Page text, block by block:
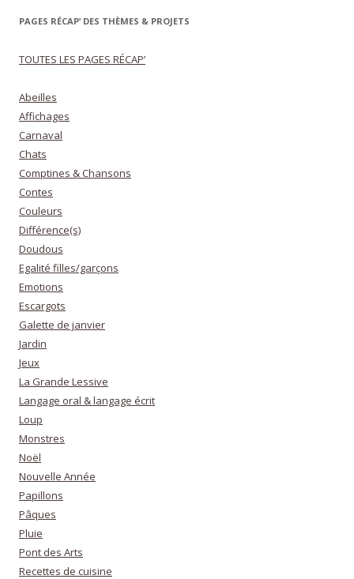
PAGES RÉCAP’ DES THÈMES & PROJETS
TOUTES LES PAGES RÉCAP’
Abeilles
Affichages
Carnaval
Chats
Comptines & Chansons
Contes
Couleurs
Différence(s)
Doudous
Egalité filles/garçons
Emotions
Escargots
Galette de janvier
Jardin
Jeux
La Grande Lessive
Langage oral & langage écrit
Loup
Monstres
Noël
Nouvelle Année
Papillons
Pâques
Pluie
Pont des Arts
Recettes de cuisine